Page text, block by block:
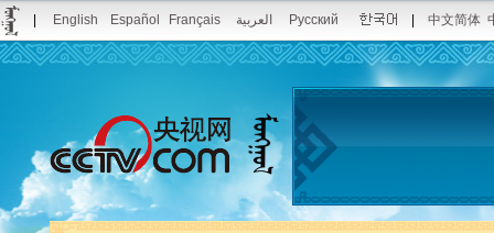
English Español Français العربية Русский 中文简体